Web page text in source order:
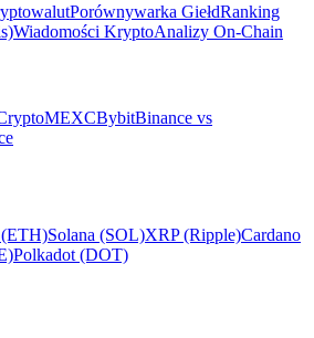
Porównywarka GiełdRanking
Wiadomości KryptoAnalizy On-Chain
MEXCBybitBinance vs
(ETH)Solana (SOL)XRP (Ripple)Cardano
Polkadot (DOT)